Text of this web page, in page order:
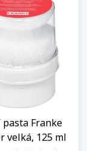
pasta Franke
velká, 125 ml